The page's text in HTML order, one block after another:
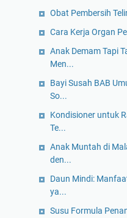
Obat Pembersih
Cara Kerja Organ
Anak Demam Tapi
Men...
Bayi Susah BAB
So...
Kondisioner untuk
Te...
Anak Muntah di
den...
Daun Mindi:
ya...
Susu Formula